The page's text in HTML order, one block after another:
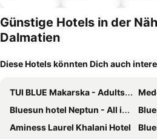
Günstige Hotels in der
Dalmatien
Diese Hotels könnten Dich auch
TUI BLUE Makarska - Adults Only
Bluesun hotel Neptun - All inclusive
Aminess Laurel Khalani Hotel